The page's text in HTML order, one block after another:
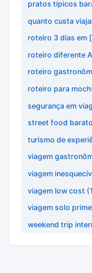
pratos típicos
quanto custa
roteiro 3 dias em
roteiro diferente
roteiro
roteiro para
segurança em
street food
turismo de
viagem
viagem
viagem low cost
viagem solo
weekend trip